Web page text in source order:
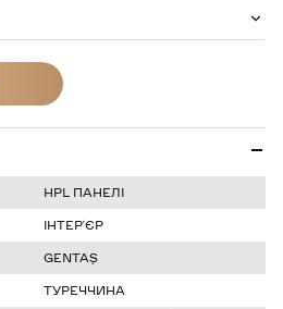
HPL ПАНЕЛІ
ІНТЕР’ЄР
GENTAŞ
ТУРЕЧЧИНА